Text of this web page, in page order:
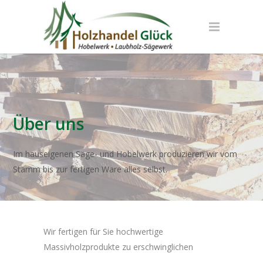
Über uns
Im hauseigenen Säge- und Hobelwerk produzieren wir vom
Stamm bis zur fertigen Ware alles selbst.
Wir fertigen für Sie hochwertige
Massivholzprodukte zu erschwinglichen